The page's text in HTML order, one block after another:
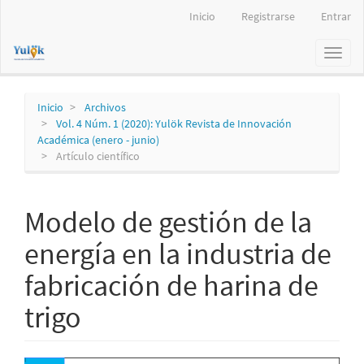
principal
Inicio Registrarse Entrar
Toggle
Inicio
Archivos
Vol. 4 Núm. 1 (2020): Yulök Revista de Innovación
Académica (enero - junio)
Artículo científico
Modelo de gestión de la
energía en la industria de
fabricación de harina de
trigo